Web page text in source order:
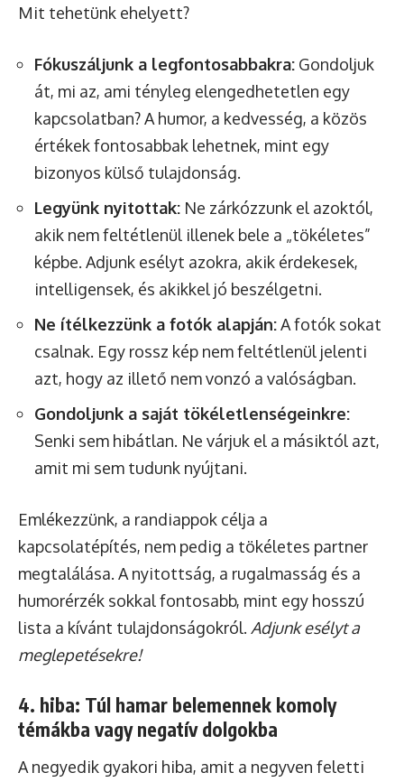
Mit tehetünk ehelyett?
Fókuszáljunk a legfontosabbakra: Gondoljuk
át, mi az, ami tényleg elengedhetetlen egy
kapcsolatban? A humor, a kedvesség, a közös
értékek fontosabbak lehetnek, mint egy
bizonyos külső tulajdonság.
Legyünk nyitottak: Ne zárkózzunk el azoktól,
akik nem feltétlenül illenek bele a „tökéletes”
képbe. Adjunk esélyt azokra, akik érdekesek,
intelligensek, és akikkel jó beszélgetni.
Ne ítélkezzünk a fotók alapján:A fotók sokat
csalnak. Egy rossz kép nem feltétlenül jelenti
azt, hogy az illető nem vonzó a valóságban.
Gondoljunk a saját tökéletlenségeinkre:
Senki sem hibátlan. Ne várjuk el a másiktól azt,
amit mi sem tudunk nyújtani.
Emlékezzünk, a randiappok célja a
kapcsolatépítés, nem pedig a tökéletes partner
megtalálása. A nyitottság, a rugalmasság és a
humorérzék sokkal fontosabb, mint egy hosszú
lista a kívánt tulajdonságokról. Adjunk esélyt a
meglepetésekre!
4. hiba: Túl hamar belemennek komoly
témákba vagy negatív dolgokba
A negyedik gyakori hiba, amit a negyven feletti